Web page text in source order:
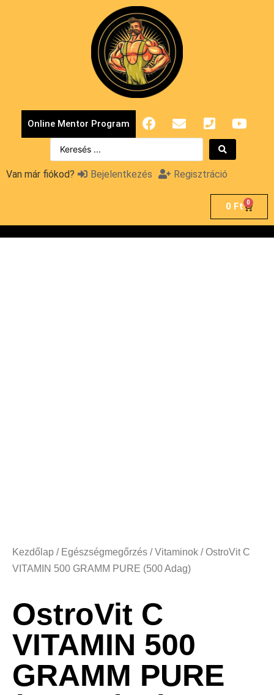
Online Mentor Program
Van már fiókod? Bejelentkezés Regisztráció
0 Ft 0
Kezdőlap / Egészségmegőrzés /Vitaminok / OstroVit C
VITAMIN 500 GRAMM PURE (500 Adag)
OstroVit C
VITAMIN 500
GRAMM PURE